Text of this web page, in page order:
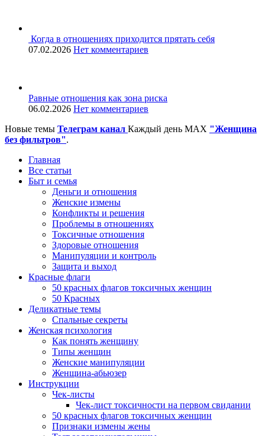
Когда в отношениях приходится прятать себя
07.02.2026 Нет комментариев
Равные отношения как зона риска
06.02.2026 Нет комментариев
Новые темы Телеграм канал Каждый день MAX "Женщина
без фильтров".
Главная
Все статьи
Быт и семья
Деньги и отношения
Женские измены
Конфликты и решения
Проблемы в отношениях
Токсичные отношения
Здоровые отношения
Манипуляции и контроль
Защита и выход
Красные флаги
50 красных флагов токсичных женщин
50 Красных
Деликатные темы
Спальные секреты
Женская психология
Как понять женщину
Типы женщин
Женские манипуляции
Женщина-абьюзер
Инструкции
Чек-листы
Чек-лист токсичности на первом свидании
50 красных флагов токсичных женщин
Признаки измены жены